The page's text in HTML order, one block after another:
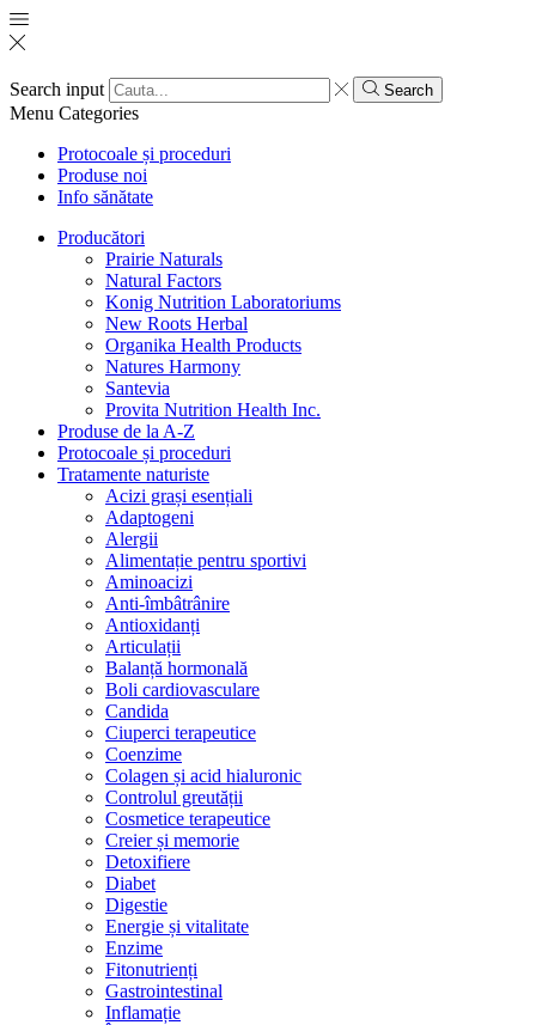
Search input Search
Menu Categories
Protocoale și proceduri
Produse noi
Info sănătate
Producători
Prairie Naturals
Natural Factors
Konig Nutrition Laboratoriums
New Roots Herbal
Organika Health Products
Natures Harmony
Santevia
Provita Nutrition Health Inc.
Produse de la A-Z
Protocoale și proceduri
Tratamente naturiste
Acizi grași esențiali
Adaptogeni
Alergii
Alimentație pentru sportivi
Aminoacizi
Anti-îmbâtrânire
Antioxidanți
Articulații
Balanță hormonală
Boli cardiovasculare
Candida
Ciuperci terapeutice
Coenzime
Colagen și acid hialuronic
Controlul greutății
Cosmetice terapeutice
Creier și memorie
Detoxifiere
Diabet
Digestie
Energie și vitalitate
Enzime
Fitonutrienți
Gastrointestinal
Inflamație